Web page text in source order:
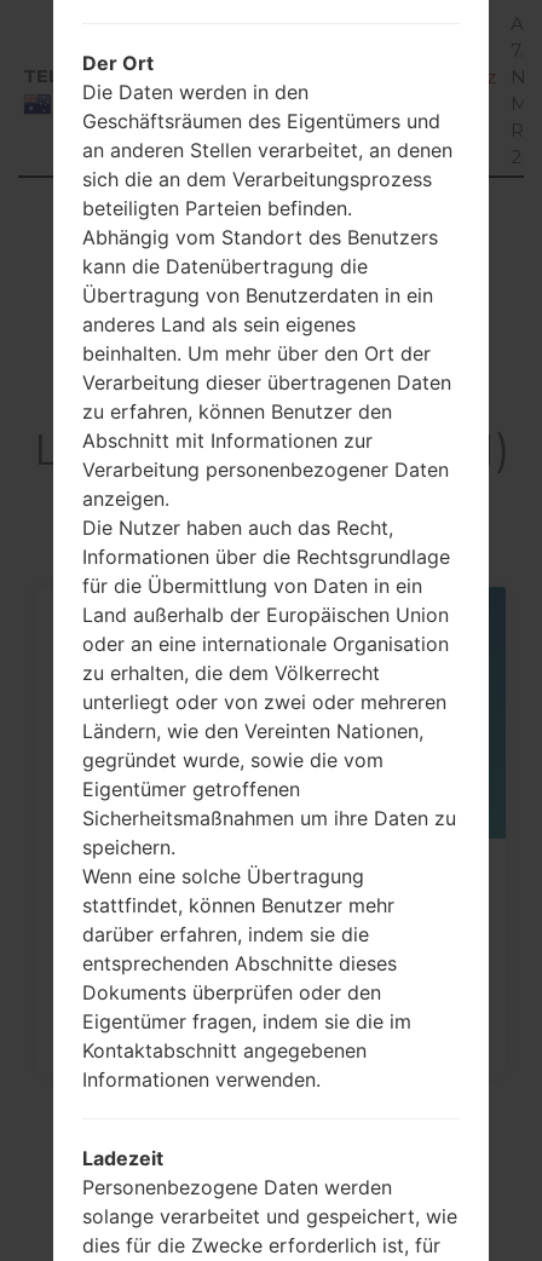
TEL
Australia
X210JM10h_00_TEL_AU_OP_0214.kdz
7.x
2
Showing 1 to 4 of 4 entries
Previous 1 Next
Artikel
LGX210JM(LMX210JM)
akaLG K9
MAI
Wie kann man die
Werkseinstellungen durch Menü
auf...
Der Ort
Die Daten werden in den
Geschäftsräumen des Eigentümers und
an anderen Stellen verarbeitet, an denen
sich die an dem Verarbeitungsprozess
beteiligten Parteien befinden.
Abhängig vom Standort des Benutzers
kann die Datenübertragung die
Übertragung von Benutzerdaten in ein
anderes Land als sein eigenes
beinhalten. Um mehr über den Ort der
Verarbeitung dieser übertragenen Daten
zu erfahren, können Benutzer den
Abschnitt mit Informationen zur
Verarbeitung personenbezogener Daten
anzeigen.
Die Nutzer haben auch das Recht,
Informationen über die Rechtsgrundlage
für die Übermittlung von Daten in ein
Land außerhalb der Europäischen Union
oder an eine internationale Organisation
zu erhalten, die dem Völkerrecht
unterliegt oder von zwei oder mehreren
Ländern, wie den Vereinten Nationen,
gegründet wurde, sowie die vom
Eigentümer getroffenen
Sicherheitsmaßnahmen um ihre Daten zu
speichern.
Wenn eine solche Übertragung
stattfindet, können Benutzer mehr
darüber erfahren, indem sie die
entsprechenden Abschnitte dieses
Dokuments überprüfen oder den
Eigentümer fragen, indem sie die im
Kontaktabschnitt angegebenen
Informationen verwenden.
Ladezeit
Personenbezogene Daten werden
solange verarbeitet und gespeichert, wie
dies für die Zwecke erforderlich ist, für